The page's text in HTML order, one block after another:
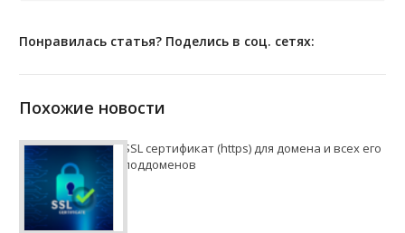
Понравилась статья? Поделись в соц. сетях:
Похожие новости
SSL сертификат (https) для домена и всех его
поддоменов